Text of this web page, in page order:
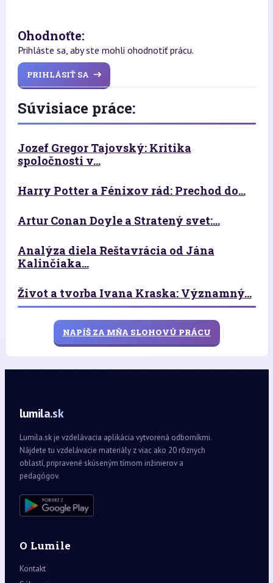
Ohodnoťte:
Prihláste sa, aby ste mohli ohodnotiť prácu.
PRIHLÁSIŤ SA
Súvisiace práce:
Jozef Gregor Tajovský: Kritika
spoločnosti v...
Harry Potter a Fénixov rád: Prechod do...
Artur Conan Doyle a Stratený svet:...
Analýza diela Reštavrácia od Jána
Kalinčiaka...
Život a tvorba Ivana Kraska: Významný...
NAPÍŠ ZA MŇA SLOHOVÚ PRÁCU
lumila.sk
Lumila.sk je vzdelávacia aplikácia vytvorená odborníkmi.
Nájdete tu vzdelávacie materiály z viac ako 20 rôznych
oblastí, pripravené skúseným tímom inžinierov a
pedagógov.
O Lumile
Kontakt